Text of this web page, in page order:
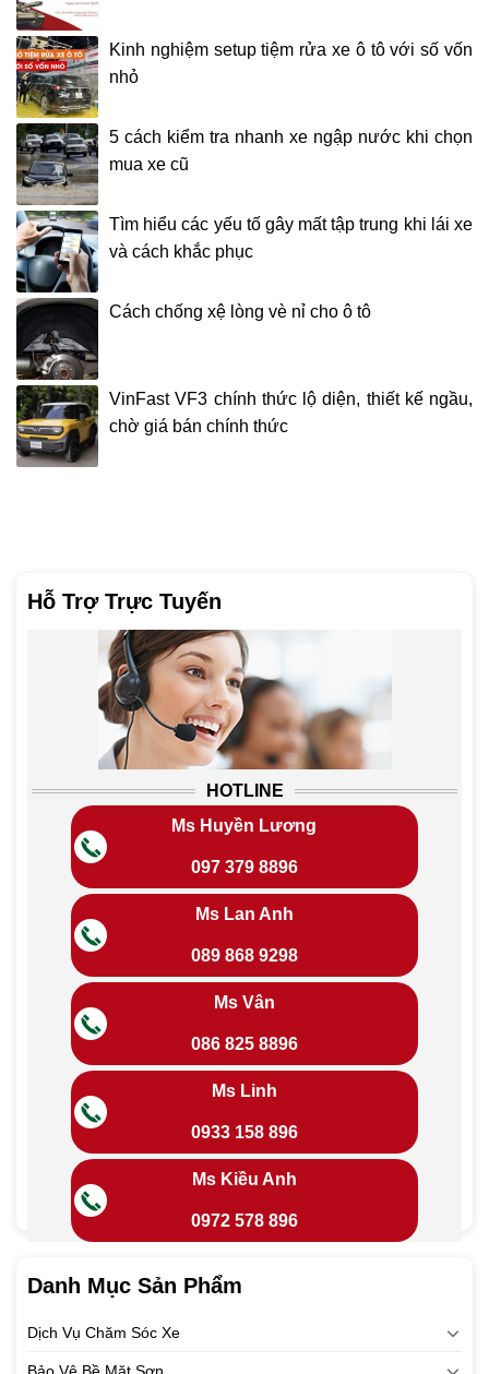
Hỗ Trợ Trực Tuyến
HOTLINE
Ms Huyền Lương
097 379 8896
Ms Lan Anh
089 868 9298
Ms Vân
086 825 8896
Ms Linh
0933 158 896
Ms Kiều Anh
0972 578 896
Danh Mục Sản Phẩm
Dịch Vụ Chăm Sóc Xe
Bảo Vệ Bề Mặt Sơn
Kinh nghiệm setup tiệm rửa xe ô tô với số vốn
nhỏ
5 cách kiểm tra nhanh xe ngập nước khi chọn
mua xe cũ
Tìm hiểu các yếu tố gây mất tập trung khi lái xe
và cách khắc phục
Cách chống xệ lòng vè nỉ cho ô tô
VinFast VF3 chính thức lộ diện, thiết kế ngầu,
chờ giá bán chính thức